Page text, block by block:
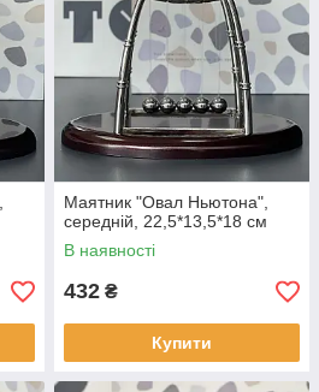
Маятник "Овал Ньютона",
середній, 22,5*13,5*18 см
В наявності
432 ₴
Купити